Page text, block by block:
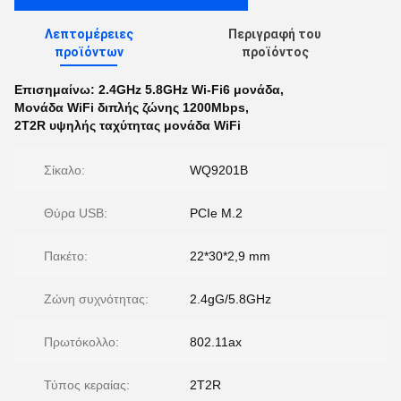
Λεπτομέρειες
προϊόντων
Περιγραφή του
προϊόντος
Επισημαίνω: 2.4GHz 5.8GHz Wi-Fi6 μονάδα,
Μονάδα WiFi διπλής ζώνης 1200Mbps,
2T2R υψηλής ταχύτητας μονάδα WiFi
Σίκαλο: WQ9201B
Θύρα USB: PCIe M.2
Πακέτο: 22*30*2,9 mm
Ζώνη συχνότητας: 2.4gG/5.8GHz
Πρωτόκολλο: 802.11ax
Τύπος κεραίας: 2T2R